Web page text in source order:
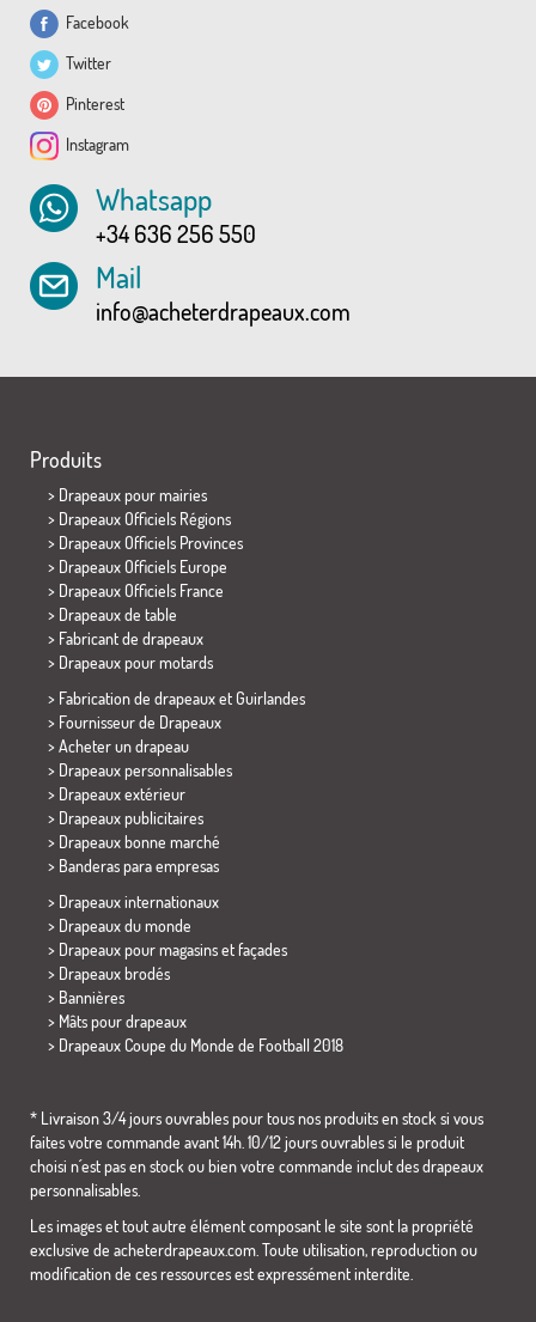
Facebook
Twitter
Pinterest
Instagram
Whatsapp
+34 636 256 550
Mail
info@acheterdrapeaux.com
Produits
> Drapeaux pour mairies
> Drapeaux Officiels Régions
> Drapeaux Officiels Provinces
> Drapeaux Officiels Europe
> Drapeaux Officiels France
> Drapeaux de table
> Fabricant de drapeaux
> Drapeaux pour motards
> Fabrication de drapeaux et Guirlandes
> Fournisseur de Drapeaux
> Acheter un drapeau
> Drapeaux personnalisables
> Drapeaux extérieur
> Drapeaux publicitaires
> Drapeaux bonne marché
> Banderas para empresas
> Drapeaux internationaux
> Drapeaux du monde
> Drapeaux pour magasins et façades
> Drapeaux brodés
> Bannières
> Mâts pour drapeaux
> Drapeaux Coupe du Monde de Football 2018
* Livraison 3/4 jours ouvrables pour tous nos produits en stock si vous
faites votre commande avant 14h. 10/12 jours ouvrables si le produit
choisi n´est pas en stock ou bien votre commande inclut des drapeaux
personnalisables.
Les images et tout autre élément composant le site sont la propriété
exclusive de acheterdrapeaux.com. Toute utilisation, reproduction ou
modification de ces ressources est expressément interdite.